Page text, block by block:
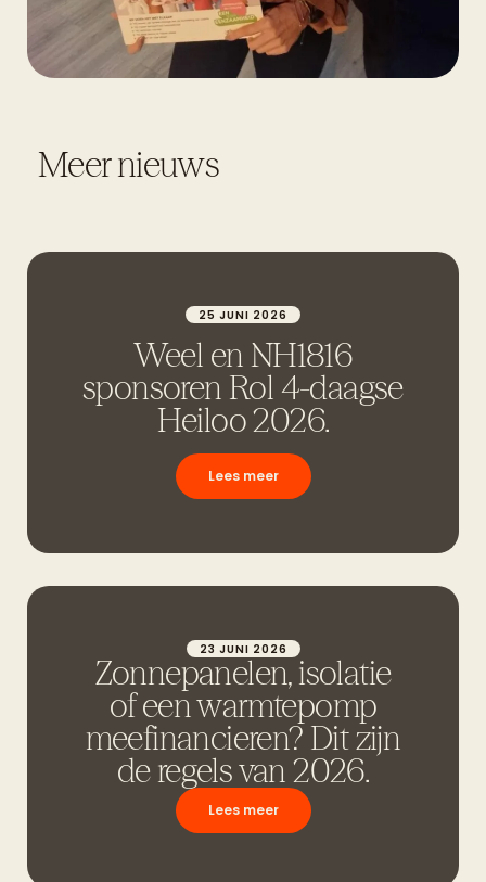
Meer nieuws
25 JUNI 2026
Weel en NH1816
sponsoren Rol 4-daagse
Heiloo 2026.
Lees meer
23 JUNI 2026
Zonnepanelen, isolatie
of een warmtepomp
meefinancieren? Dit zijn
de regels van 2026.
Lees meer